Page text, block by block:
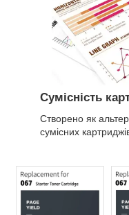
Сумісність
Створено як
сумісних